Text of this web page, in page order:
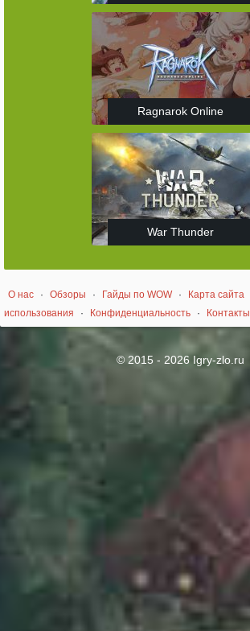
Ragnarok Online
War Thunder
О нас · Обзоры · Гайды по WOW · Карта сайта
использования
· Конфиденциальность · Контакты
© 2015 - 2026 Igry-zlo.ru